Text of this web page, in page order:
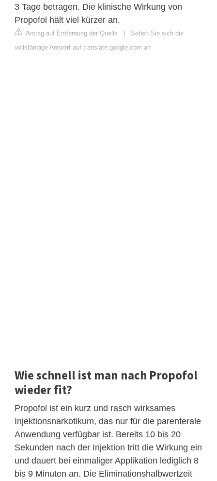
3 Tage betragen. Die klinische Wirkung von
Propofol hält viel kürzer an.
Antrag auf Entfernung der Quelle | Sehen Sie sich die
vollständige Antwort auf translate.google.com an
Wie schnell ist man nach Propofol
wieder fit?
Propofol ist ein kurz und rasch wirksames
Injektionsnarkotikum, das nur für die parenterale
Anwendung verfügbar ist. Bereits 10 bis 20
Sekunden nach der Injektion tritt die Wirkung ein
und dauert bei einmaliger Applikation lediglich 8
bis 9 Minuten an. Die Eliminationshalbwertzeit